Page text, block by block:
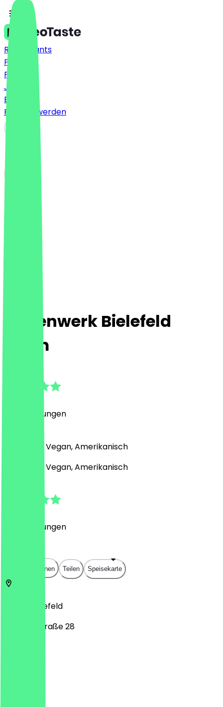
Restaurants
Preise
FAQ
Jobs
Blog
Partner werden
Frittenwerk Bielefeld
Loom
Bewertungen
Fast Food, Vegan, Amerikanisch
Fast Food, Vegan, Amerikanisch
Bewertungen
In App öffnen Teilen Speisekarte
Bielefeld
Bahnhofstraße 28